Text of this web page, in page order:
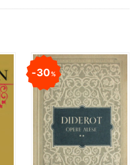
30%